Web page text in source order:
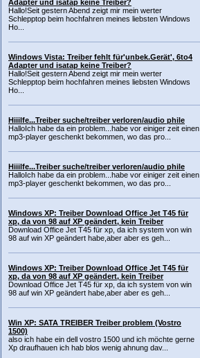
Adapter und isatap keine Treiber?
Hallo!Seit gestern Abend zeigt mir mein werter
Schlepptop beim hochfahren meines liebsten Windows
Ho...
Windows Vista: Treiber fehlt für'unbek.Gerät', 6to4
Adapter und isatap keine Treiber?
Hallo!Seit gestern Abend zeigt mir mein werter
Schlepptop beim hochfahren meines liebsten Windows
Ho...
Hiiilfe...Treiber suche/treiber verloren/audio phile
HalloIch habe da ein problem...habe vor einiger zeit einen
mp3-player geschenkt bekommen, wo das pro...
Hiiilfe...Treiber suche/treiber verloren/audio phile
HalloIch habe da ein problem...habe vor einiger zeit einen
mp3-player geschenkt bekommen, wo das pro...
Windows XP: Treiber Download Office Jet T45 für
xp, da von 98 auf XP geändert, kein Treiber
Download Office Jet T45 für xp, da ich system von win
98 auf win XP geändert habe,aber aber es geh...
Windows XP: Treiber Download Office Jet T45 für
xp, da von 98 auf XP geändert, kein Treiber
Download Office Jet T45 für xp, da ich system von win
98 auf win XP geändert habe,aber aber es geh...
Win XP: SATA TREIBER Treiber problem (Vostro
1500)
also ich habe ein dell vostro 1500 und ich möchte gerne
Xp draufhauen ich hab blos wenig ahnung dav...